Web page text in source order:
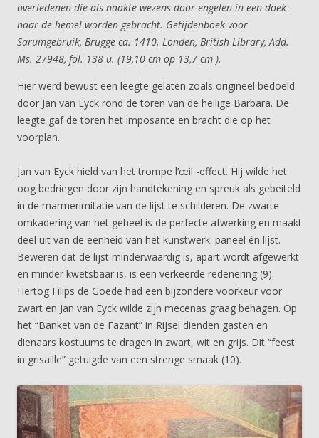
overledenen die als naakte wezens door engelen in een doek
naar de hemel worden gebracht. Getijdenboek voor
Sarumgebruik, Brugge ca. 1410. Londen, British Library, Add.
Ms. 27948, fol. 138 u. (19,10 cm op 13,7 cm ).
Hier werd bewust een leegte gelaten zoals origineel bedoeld
door Jan van Eyck rond de toren van de heilige Barbara. De
leegte gaf de toren het imposante en bracht die op het
voorplan.
Jan van Eyck hield van het trompe l’œil -effect. Hij wilde het
oog bedriegen door zijn handtekening en spreuk als gebeiteld
in de marmerimitatie van de lijst te schilderen. De zwarte
omkadering van het geheel is de perfecte afwerking en maakt
deel uit van de eenheid van het kunstwerk: paneel én lijst.
Beweren dat de lijst minderwaardig is, apart wordt afgewerkt
en minder kwetsbaar is, is een verkeerde redenering (9).
Hertog Filips de Goede had een bijzondere voorkeur voor
zwart en Jan van Eyck wilde zijn mecenas graag behagen. Op
het “Banket van de Fazant” in Rijsel dienden gasten en
dienaars kostuums te dragen in zwart, wit en grijs. Dit “feest
in grisaille” getuigde van een strenge smaak (10).